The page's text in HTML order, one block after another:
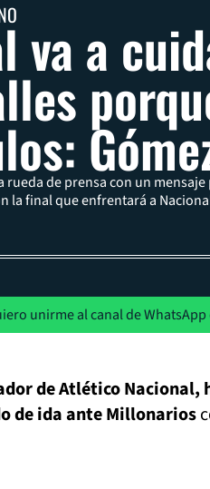
va a
rueda de prensa con un
la final que enfrentará a
unirme al canal de
de Atlético Nacional,
de ida ante Millonarios